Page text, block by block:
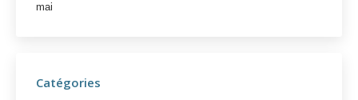
mai
Catégories